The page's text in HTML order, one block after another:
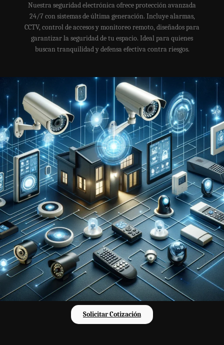
Nuestra seguridad electrónica ofrece protección avanzada
24/7 con sistemas de última generación. Incluye alarmas,
CCTV, control de accesos y monitoreo remoto, diseñados para
garantizar la seguridad de tu espacio. Ideal para quienes
buscan tranquilidad y defensa efectiva contra riesgos.
Solicitar Cotización